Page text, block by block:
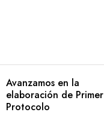
Avanzamos en la
elaboración de Primer
Protocolo